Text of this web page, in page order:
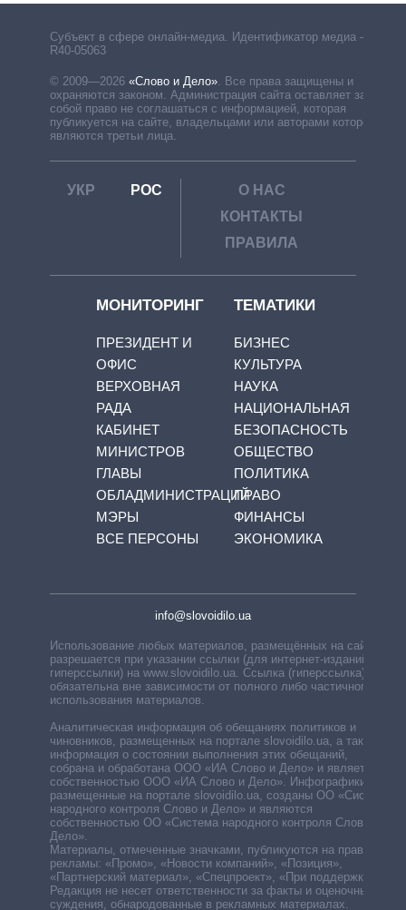
Субъект в сфере онлайн-медиа. Идентификатор медиа –
R40-05063
© 2009—2026 «Слово и Дело». Все права защищены и
охраняются законом. Администрация сайта оставляет за
собой право не соглашаться с информацией, которая
публикуется на сайте, владельцами или авторами которой
являются третьи лица.
УКР РОС
О НАС
КОНТАКТЫ
ПРАВИЛА
МОНИТОРИНГ
ПРЕЗИДЕНТ И
ОФИС
ВЕРХОВНАЯ
РАДА
КАБИНЕТ
МИНИСТРОВ
ГЛАВЫ
ОБЛАДМИНИСТРАЦИЙ
МЭРЫ
ВСЕ ПЕРСОНЫ
ТЕМАТИКИ
БИЗНЕС
КУЛЬТУРА
НАУКА
НАЦИОНАЛЬНАЯ
БЕЗОПАСНОСТЬ
ОБЩЕСТВО
ПОЛИТИКА
ПРАВО
ФИНАНСЫ
ЭКОНОМИКА
info@slovoidilo.ua
Использование любых материалов, размещённых на сайте,
разрешается при указании ссылки (для интернет-изданий —
гиперссылки) на www.slovoidilo.ua. Ссылка (гиперссылка)
обязательна вне зависимости от полного либо частичного
использования материалов.
Аналитическая информация об обещаниях политиков и
чиновников, размещенных на портале slovoidilo.ua, а также
информация о состоянии выполнения этих обещаний,
собрана и обработана ООО «ИА Слово и Дело» и является
собственностью ООО «ИА Слово и Дело». Инфографики,
размещенные на портале slovoidilo.ua, созданы ОО «Система
народного контроля Слово и Дело» и являются
собственностью ОО «Система народного контроля Слово и
Дело».
Материалы, отмеченные значками, публикуются на правах
рекламы: «Промо», «Новости компаний», «Позиция»,
«Партнерский материал», «Спецпроект», «При поддержке».
Редакция не несет ответственности за факты и оценочные
суждения, обнародованные в рекламных материалах.